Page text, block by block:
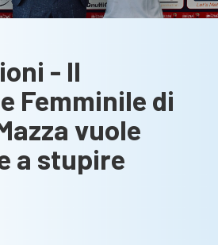
- Il
Femminile di
vuole
a stupire